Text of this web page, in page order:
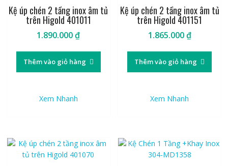
Kệ úp chén 2 tầng inox âm tủ
trên Higold 401011
1.890.000₫
Thêm vào giỏ hàng
Xem Nhanh
Kệ úp chén 2 tầng inox âm tủ
trên Higold 401151
1.865.000₫
Thêm vào giỏ hàng
Xem Nhanh